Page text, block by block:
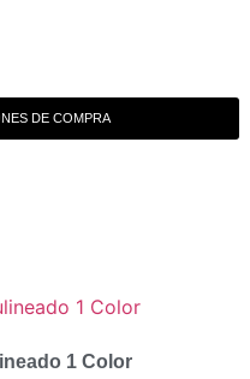
DE COMPRA
1 Color